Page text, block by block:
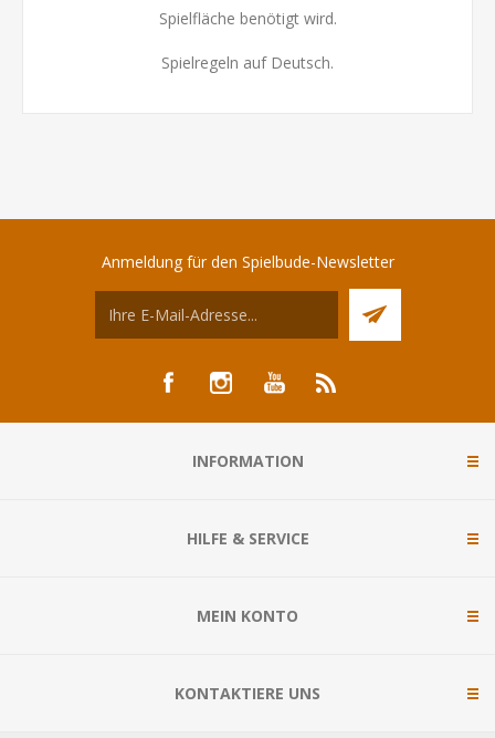
Spielfläche benötigt wird.
Spielregeln auf Deutsch.
Anmeldung für den Spielbude-Newsletter
INFORMATION
HILFE & SERVICE
MEIN KONTO
KONTAKTIERE UNS